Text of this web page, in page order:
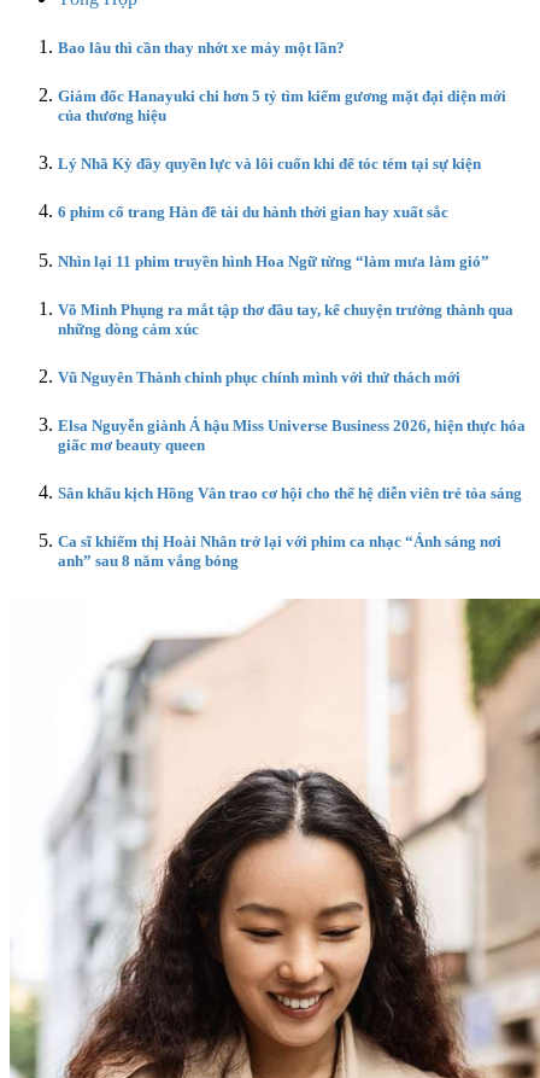
Bao lâu thì cần thay nhớt xe máy một lần?
Giám đốc Hanayuki chi hơn 5 tỷ tìm kiếm gương mặt đại diện mới
của thương hiệu
Lý Nhã Kỳ đầy quyền lực và lôi cuốn khi để tóc tém tại sự kiện
6 phim cổ trang Hàn đề tài du hành thời gian hay xuất sắc
Nhìn lại 11 phim truyền hình Hoa Ngữ từng “làm mưa làm gió”
Võ Minh Phụng ra mắt tập thơ đầu tay, kể chuyện trưởng thành qua
những dòng cảm xúc
Vũ Nguyên Thành chinh phục chính mình với thử thách mới
Elsa Nguyễn giành Á hậu Miss Universe Business 2026, hiện thực hóa
giấc mơ beauty queen
Sân khấu kịch Hồng Vân trao cơ hội cho thế hệ diễn viên trẻ tỏa sáng
Ca sĩ khiếm thị Hoài Nhân trở lại với phim ca nhạc “Ánh sáng nơi
anh” sau 8 năm vắng bóng